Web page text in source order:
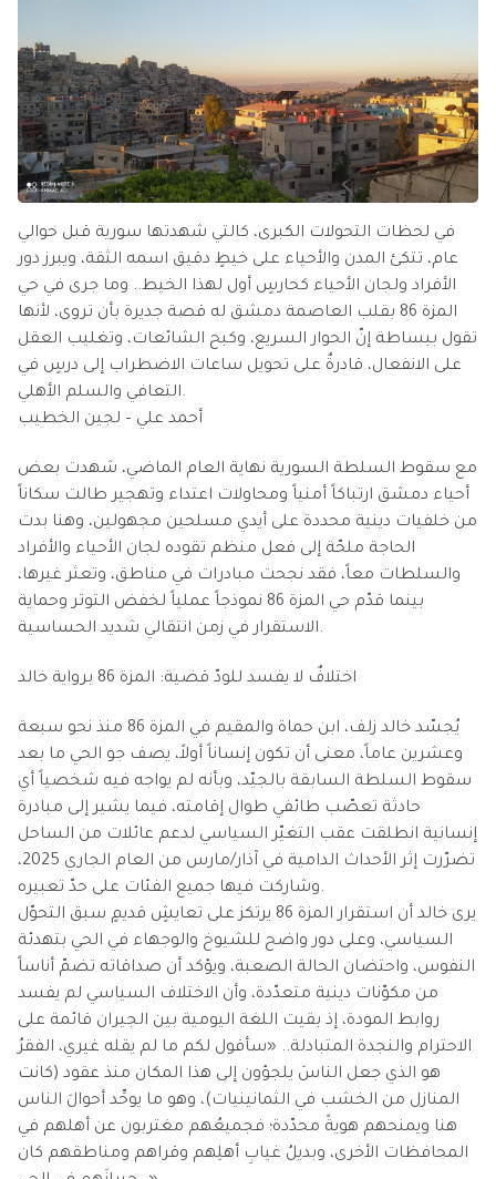
في لحظات التحولات الكبرى، كالتي شهدتها سورية قبل حوالي
عام، تتكئ المدن والأحياء على خيطٍ دقيق اسمه الثقة، ويبرز دور
الأفراد ولجان الأحياء كحارسٍ أول لهذا الخيط.. وما جرى في حي
المزة 86 بقلب العاصمة دمشق له قصة جديرة بأن تروى، لأنها
تقول ببساطة إنّ الحوار السريع، وكبح الشائعات، وتغليب العقل
على الانفعال، قادرةٌ على تحويل ساعات الاضطراب إلى درسٍ في
التعافي والسلم الأهلي.
أحمد علي – لجين الخطيب
مع سقوط السلطة السورية نهاية العام الماضي، شهدت بعض
أحياء دمشق ارتباكاً أمنياً ومحاولات اعتداء وتهجير طالت سكاناً
من خلفيات دينية محددة على أيدي مسلحين مجهولين، وهنا بدت
الحاجة ملحّة إلى فعل منظم تقوده لجان الأحياء والأفراد
والسلطات معاً، فقد نجحت مبادرات في مناطق، وتعثر غيرها،
بينما قدّم حي المزة 86 نموذجاً عملياً لخفض التوتر وحماية
الاستقرار في زمن انتقالي شديد الحساسية.
اختلافٌ لا يفسد للودّ قضية: المزة 86 برواية خالد
يُجسّد خالد زلف، ابن حماة والمقيم في المزة 86 منذ نحو سبعة
وعشرين عاماً، معنى أن تكون إنساناً أولاً، يصف جو الحي ما بعد
سقوط السلطة السابقة بالجيّد، وبأنه لم يواجه فيه شخصياً أي
حادثة تعصّب طائفي طوال إقامته، فيما يشير إلى مبادرة
إنسانية انطلقت عقب التغيّر السياسي لدعم عائلات من الساحل
تضرّرت إثر الأحداث الدامية في آذار/مارس من العام الجاري 2025،
وشاركت فيها جميع الفئات على حدّ تعبيره.
يرى خالد أن استقرار المزة 86 يرتكز على تعايشٍ قديمٍ سبق التحوّل
السياسي، وعلى دور واضح للشيوخ والوجهاء في الحي بتهدئة
النفوس، واحتضان الحالة الصعبة، ويؤكد أن صداقاته تضمّ أناساً
من مكوّنات دينية متعدّدة، وأن الاختلاف السياسي لم يفسد
روابط المودة، إذ بقيت اللغة اليومية بين الجيران قائمة على
الاحترام والنجدة المتبادلة.. «سأقول لكم ما لم يقله غيري، الفقرُ
هو الذي جعل الناسَ يلجؤون إلى هذا المكان منذ عقود (كانت
المنازل من الخشب في الثمانينيات)، وهو ما يوحِّد أحوالَ الناس
هنا ويمنحهم هويةً محدّدة؛ فجميعُهم مغتربون عن أهلهم في
المحافظات الأخرى، وبديلُ غيابِ أهلِهم وقراهم ومناطقهم كان